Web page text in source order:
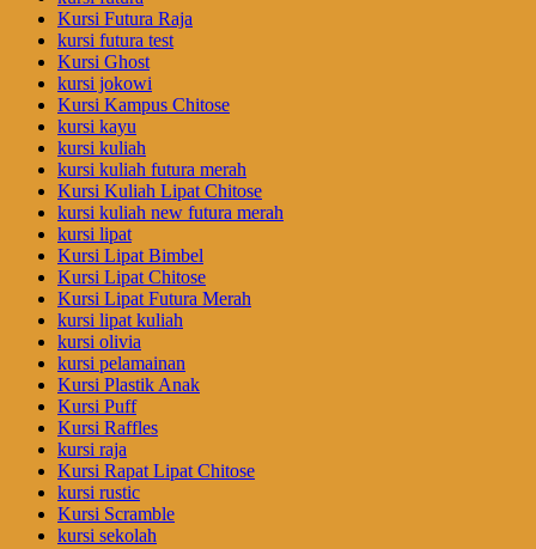
Kursi Futura Raja
kursi futura test
Kursi Ghost
kursi jokowi
Kursi Kampus Chitose
kursi kayu
kursi kuliah
kursi kuliah futura merah
Kursi Kuliah Lipat Chitose
kursi kuliah new futura merah
kursi lipat
Kursi Lipat Bimbel
Kursi Lipat Chitose
Kursi Lipat Futura Merah
kursi lipat kuliah
kursi olivia
kursi pelamainan
Kursi Plastik Anak
Kursi Puff
Kursi Raffles
kursi raja
Kursi Rapat Lipat Chitose
kursi rustic
Kursi Scramble
kursi sekolah